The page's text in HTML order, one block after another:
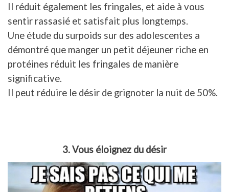
Il réduit également les fringales, et aide à vous
sentir rassasié et satisfait plus longtemps.
Une étude du surpoids sur des adolescentes a
démontré que manger un petit déjeuner riche en
protéines réduit les fringales de manière
significative.
Il peut réduire le désir de grignoter la nuit de 50%.
3. Vous éloignez du désir